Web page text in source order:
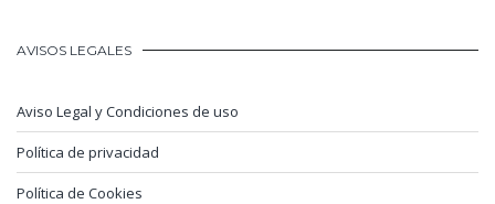
AVISOS LEGALES
Aviso Legal y Condiciones de uso
Política de privacidad
Política de Cookies